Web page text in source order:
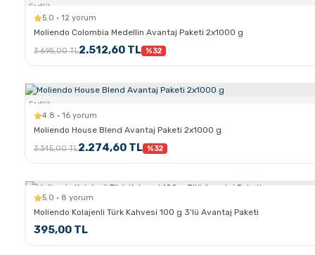
Sertlik:
5.0 · 12 yorum
Moliendo Colombia Medellin Avantaj Paketi 2x1000 g
3.695,00 TL2.512,60 TL %32
Sertlik:
4.8 · 16 yorum
Moliendo House Blend Avantaj Paketi 2x1000 g
3.345,00 TL2.274,60 TL %32
5.0 · 8 yorum
Moliendo Kolajenli Türk Kahvesi 100 g 3'lü Avantaj Paketi
395,00 TL